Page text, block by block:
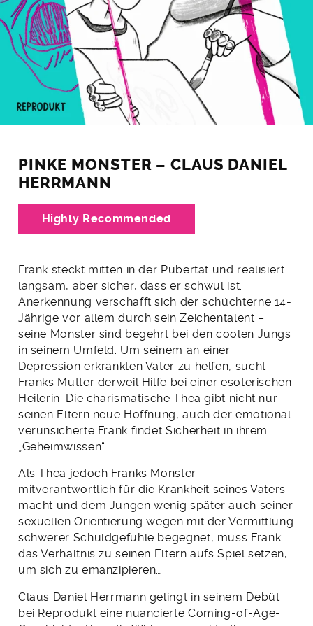
PINKE MONSTER – CLAUS DANIEL
HERRMANN
Highly Recommended
Frank steckt mitten in der Pubertät und realisiert
langsam, aber sicher, dass er schwul ist.
Anerkennung verschafft sich der schüchterne 14-
Jährige vor allem durch sein Zeichentalent –
seine Monster sind begehrt bei den coolen Jungs
in seinem Umfeld. Um seinem an einer
Depression erkrankten Vater zu helfen, sucht
Franks Mutter derweil Hilfe bei einer esoterischen
Heilerin. Die charismatische Thea gibt nicht nur
seinen Eltern neue Hoffnung, auch der emotional
verunsicherte Frank findet Sicherheit in ihrem
„Geheimwissen“.
Als Thea jedoch Franks Monster
mitverantwortlich für die Krankheit seines Vaters
macht und dem Jungen wenig später auch seiner
sexuellen Orientierung wegen mit der Vermittlung
schwerer Schuldgefühle begegnet, muss Frank
das Verhältnis zu seinen Eltern aufs Spiel setzen,
um sich zu emanzipieren…
Claus Daniel Herrmann gelingt in seinem Debüt
bei Reprodukt eine nuancierte Coming-of-Age-